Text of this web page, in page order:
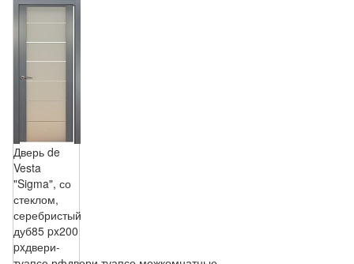
Дверь de
Vesta
"Sigma", со
стеклом,
серебристый
дуб85 px200
pxдвери-